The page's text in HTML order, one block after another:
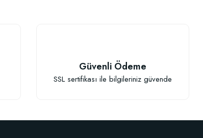
Güvenli Ödeme
SSL sertifikası ile bilgileriniz güvende